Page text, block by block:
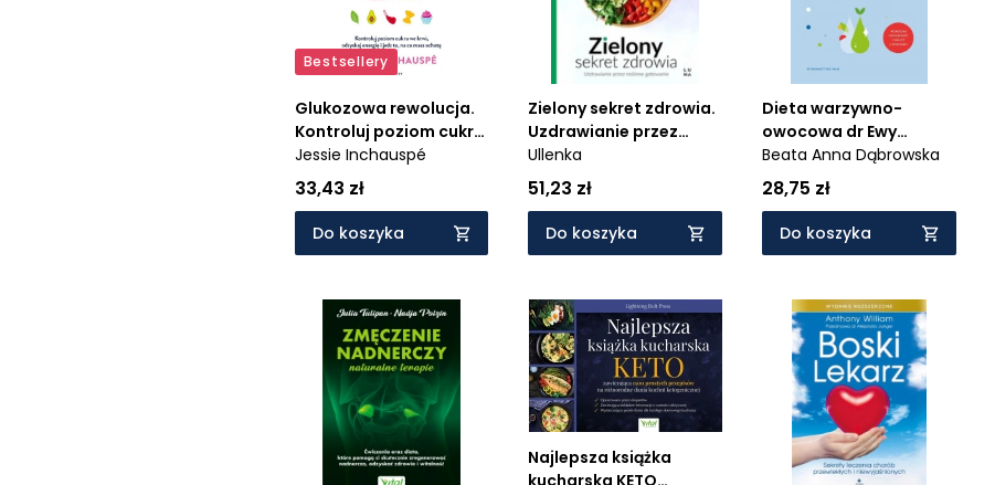
Bestsellery
Glukozowa rewolucja.
Kontroluj poziom cukru
we krwi, odzyskaj
energię i jedz to, na co
masz ochotę
Jessie Inchauspé
33,43 zł
Do koszyka
Zielony sekret zdrowia.
Uzdrawianie przez
roślinne gotowanie
Ullenka
51,23 zł
Do koszyka
Dieta warzywno-
owocowa dr Ewy
Dąbrowskiej w postaci
płynnej - Koktajle, soki,
zupy, przekąski
Beata Anna Dąbrowska
28,75 zł
Do koszyka
Najlepsza książka
kucharska KETO